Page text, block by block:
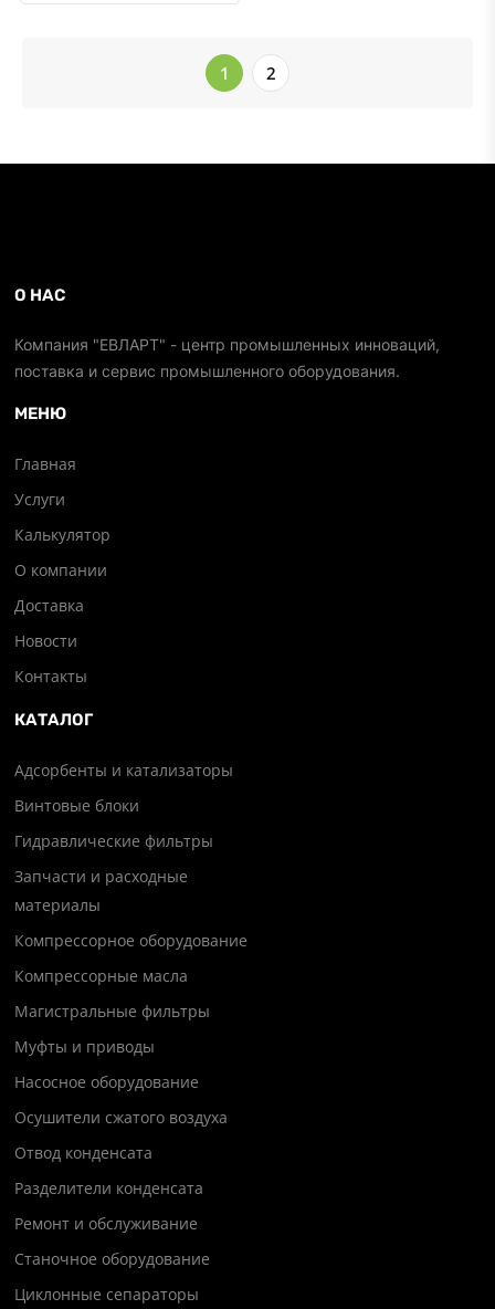
1 2
О НАС
Компания "ЕВЛАРТ" - центр промышленных инноваций,
поставка и сервис промышленного оборудования.
МЕНЮ
Главная
Услуги
Калькулятор
О компании
Доставка
Новости
Контакты
КАТАЛОГ
Адсорбенты и катализаторы
Винтовые блоки
Гидравлические фильтры
Запчасти и расходные
материалы
Компрессорное оборудование
Компрессорные масла
Магистральные фильтры
Муфты и приводы
Насосное оборудование
Осушители сжатого воздуха
Отвод конденсата
Разделители конденсата
Ремонт и обслуживание
Станочное оборудование
Циклонные сепараторы